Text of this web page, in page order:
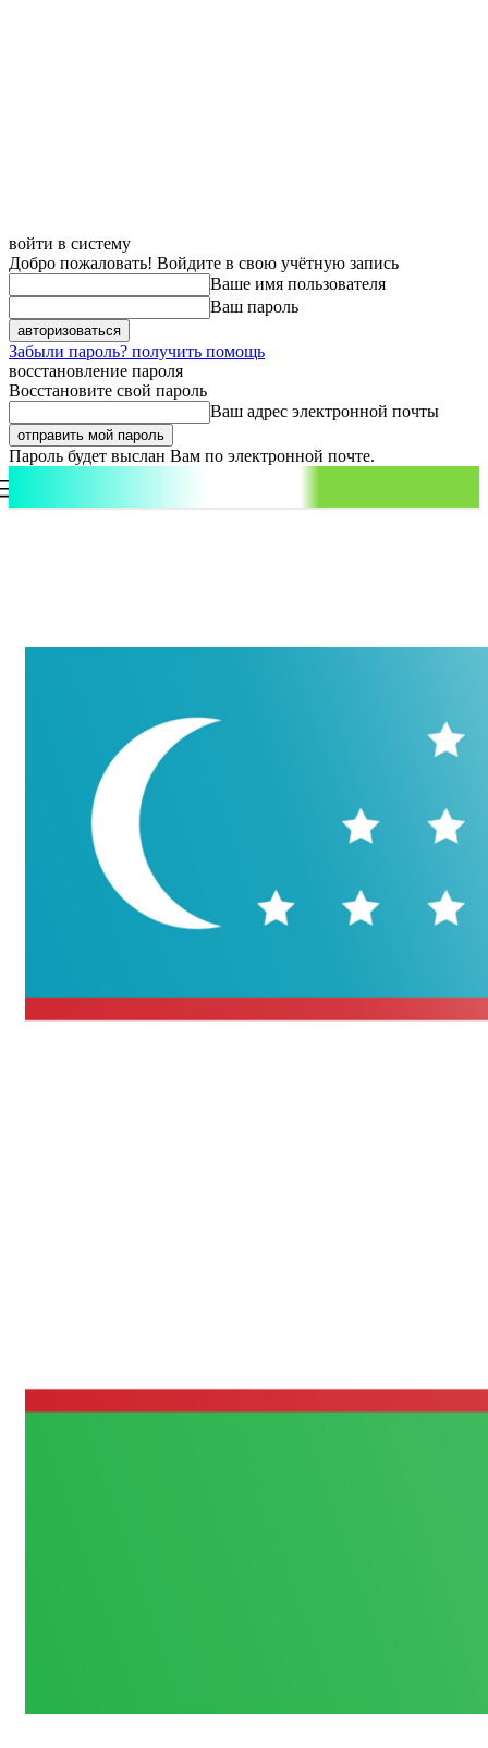
войти в систему
Добро пожаловать! Войдите в свою учётную запись
Ваше имя пользователя
Ваш пароль
Забыли пароль? получить помощь
восстановление пароля
Восстановите свой пароль
Ваш адрес электронной почты
Пароль будет выслан Вам по электронной почте.